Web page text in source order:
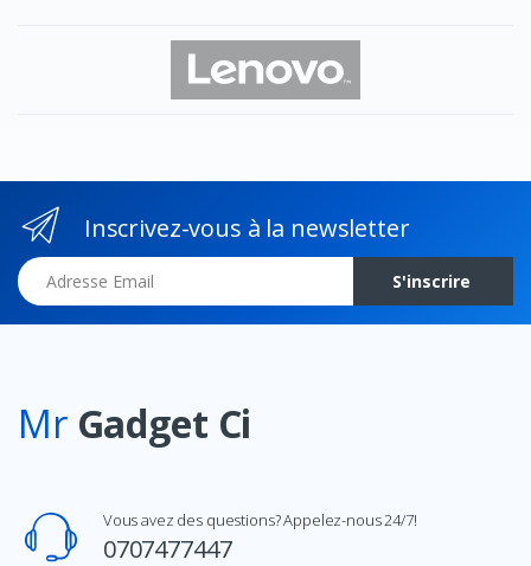
Inscrivez-vous à la newsletter
Adresse Email
S'inscrire
Mr Gadget Ci
Vous avez des questions? Appelez-nous 24/7!
0707477447